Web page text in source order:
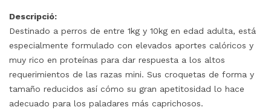
Descripció:
Destinado a perros de entre 1kg y 10kg en edad adulta, está
especialmente formulado con elevados aportes calóricos y
muy rico en proteínas para dar respuesta a los altos
requerimientos de las razas mini. Sus croquetas de forma y
tamaño reducidos así cómo su gran apetitosidad lo hace
adecuado para los paladares más caprichosos.